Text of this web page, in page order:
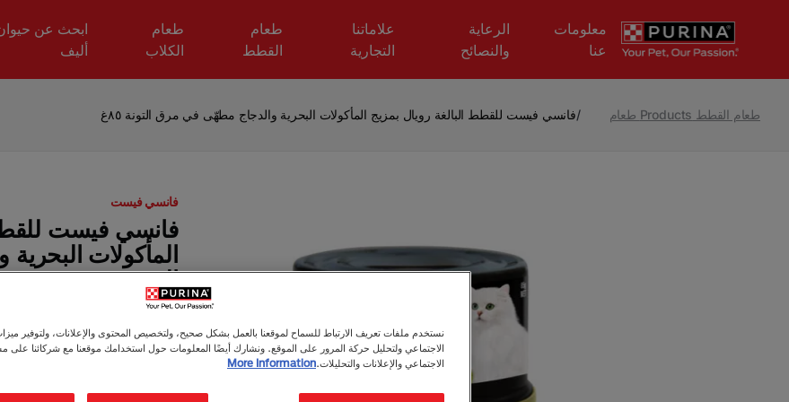
معلومات
عنا
الرعاية
والنصائح
علاماتنا
التجارية
طعام
القطط
طعام
الكلاب
ابحث عن
أليف
طعام القطط Products طعام /فانسي فيست للقطط البالغة رويال بمزيج المأكولات البحرية والدجاج مطهّى في مرق التونة ٨٥غ
فانسي فيست
فانسي فيست
المأكولات
التونة ٨٥غ
يحتوي على مزيج مثالي من
طعام لذيذ للغاية يرضي
نستخدم ملفات تعريف الارتباط للسماح لموقعنا بالعمل بشكل صحيح، ولتخصيص المحتوى والإعلانات، ولتوفير
الاجتماعي ولتحليل حركة المرور على الموقع. ونشارك أيضًا المعلومات حول استخدامك موقعنا مع شركائنا على
الاجتماعي والإعلانات والتحليلات.More Information